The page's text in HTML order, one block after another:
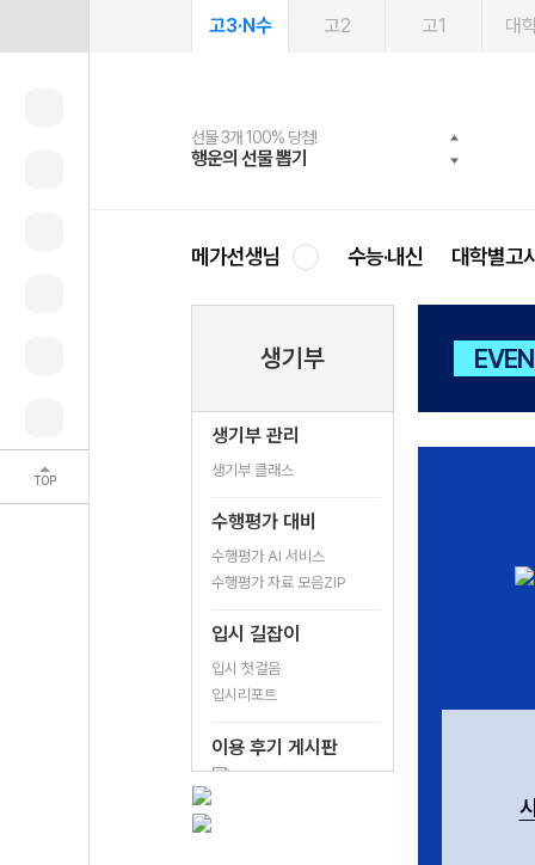
TOP
고3·N수 고2 고1 대
선물 3개 100% 당첨!
행운의 선물 뽑기
선물 100% 증정!
메가스터디 X 올리브
여름방학 스터디 캐시백
메가런 썸머스쿨
2027 러셀 단과
강사 공개선발
스마트러닝앱
설문 EVENT
메가패스
3일 무료 체험권
메가패스 수강생 무료혜택!
메가클럽 멤버십
사회공헌 캠페인
희망이룸 메가나눔
메가선생님 수능·내신 대학별고
생기부
생기부 관리
생기부 클래스
수행평가 대비
수행평가 AI 서비스
수행평가 자료 모음ZIP
입시 길잡이
입시 첫걸음
입시리포트
이용 후기 게시판